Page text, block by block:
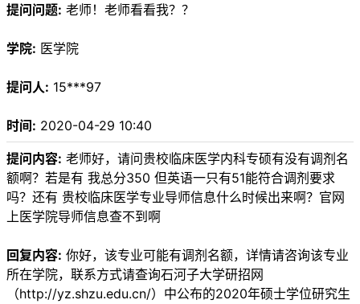
提问问题: 老师！老师看看我？？
学院: 医学院
提问人: 15***97
时间: 2020-04-29 10:40
提问内容: 老师好，请问贵校临床医学内科专硕有没有调剂名
额啊？若是有 我总分350 但英语一只有51能符合调剂要求
吗？还有 贵校临床医学专业导师信息什么时候出来啊？官网
上医学院导师信息查不到啊
回复内容: 你好，该专业可能有调剂名额，详情请咨询该专业
所在学院，联系方式请查询石河子大学研招网
（http://yz.shzu.edu.cn/）中公布的2020年硕士学位研究生